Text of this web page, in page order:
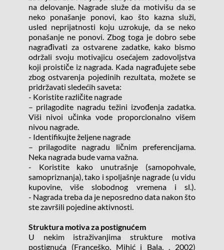
na delovanje. Nagrade služe da motivišu da se
neko ponašanje ponovi, kao što kazna služi,
usled neprijatnosti koju uzrokuje, da se neko
ponašanje ne ponovi. Zbog toga je dobro sebe
nagrađivati za ostvarene zadatke, kako bismo
održali svoju motivajicu osećajem zadovoljstva
koji proističe iz nagrada. Kada nagrađujete sebe
zbog ostvarenja pojedinih rezultata, možete se
pridržavati sledećih saveta:
- Koristite različite nagrade
– prilagodite nagradu težini izvođenja zadatka.
Viši nivoi učinka vode proporcionalno višem
nivou nagrade.
- Identifikujte željene nagrade
– prilagodite nagradu ličnim preferencijama.
Neka nagrada bude vama važna.
- Koristite kako unutrašnje (samopohvale,
samopriznanja), tako i spoljašnje nagrade (u vidu
kupovine, više slobodnog vremena i sl.).
- Nagrada treba da je neposredno data nakon što
ste završili pojedine aktivnosti.
Struktura motiva za postignućem
U nekim istraživanjima strukture motiva
postignuća (Franceško, Mihić i Bala, , 2002)